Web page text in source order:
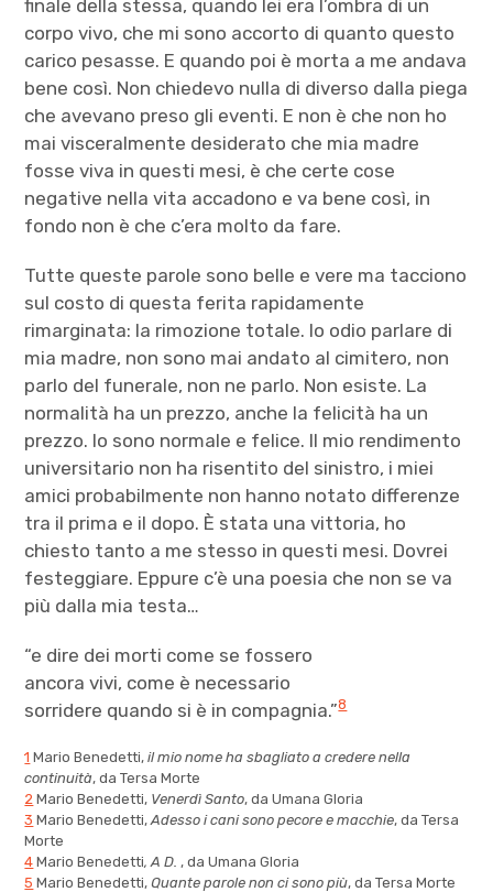
finale della stessa, quando lei era l’ombra di un
corpo vivo, che mi sono accorto di quanto questo
carico pesasse. E quando poi è morta a me andava
bene così. Non chiedevo nulla di diverso dalla piega
che avevano preso gli eventi. E non è che non ho
mai visceralmente desiderato che mia madre
fosse viva in questi mesi, è che certe cose
negative nella vita accadono e va bene così, in
fondo non è che c’era molto da fare.
Tutte queste parole sono belle e vere ma tacciono
sul costo di questa ferita rapidamente
rimarginata: la rimozione totale. Io odio parlare di
mia madre, non sono mai andato al cimitero, non
parlo del funerale, non ne parlo. Non esiste. La
normalità ha un prezzo, anche la felicità ha un
prezzo. Io sono normale e felice. Il mio rendimento
universitario non ha risentito del sinistro, i miei
amici probabilmente non hanno notato differenze
tra il prima e il dopo. È stata una vittoria, ho
chiesto tanto a me stesso in questi mesi. Dovrei
festeggiare. Eppure c’è una poesia che non se va
più dalla mia testa…
“e dire dei morti come se fossero
ancora vivi, come è necessario
sorridere quando si è in compagnia.”8
1 Mario Benedetti,il mio nome ha sbagliato a credere nella
continuità, da Tersa Morte
2 Mario Benedetti, Venerdì Santo, da Umana Gloria
3 Mario Benedetti,Adesso i cani sono pecore e macchie, da Tersa
Morte
4 Mario Benedetti, A D. , da Umana Gloria
5 Mario Benedetti,Quante parole non ci sono più, da Tersa Morte